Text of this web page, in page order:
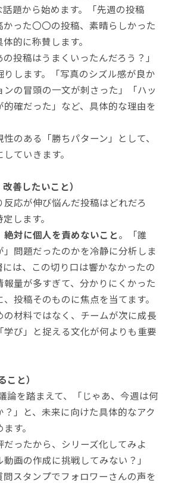
話題から始めます。「先週の投稿
った〇〇の投稿、素晴らしかった
的に称賛します。
投稿はうまくいったんだろう？」
りします。「写真のシズル感が良か
ンの冒頭の一文が刺さった」「ハッ
確だった」など、具体的な理由を
のある「勝ちパターン」として、
ていきます。
善したいこと）
応が伸び悩んだ投稿はどれだろ
します。
絶対に個人を責めないこと。「誰
問題だったのかを冷静に分析しま
は、この切り口は響かなかったの
量が多すぎて、分かりにくかった
投稿そのものに焦点を当てます。
の材料ではなく、チームが次に成長
学び」と捉える文化が何よりも重要
と）
論を踏まえて、「じゃあ、今週は何
」と、未来に向けた具体的なアク
す。
だったから、シリーズ化してみよ
画の作成に挑戦してみない？」
問スタンプでフォロワーさんの声を